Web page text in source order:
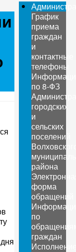
График
приема
граждан
и
контактные
телефоны
по 8-ФЗ
городских
и
сельских
поселений
района
форма
обращений
по
граждан